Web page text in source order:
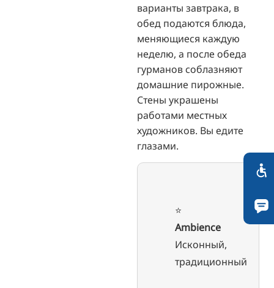
варианты завтрака, в
обед подаются блюда,
меняющиеся каждую
неделю, а после обеда
гурманов соблазняют
домашние пирожные.
Стены украшены
работами местных
художников. Вы едите
глазами.
⭐️
Ambience
Исконный,
традиционный